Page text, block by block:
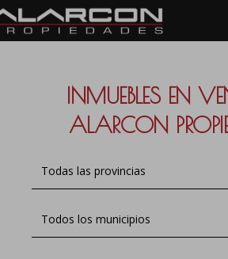
INMUEBLES EN
ALARCON
Todas las provincias
Todos los municipios